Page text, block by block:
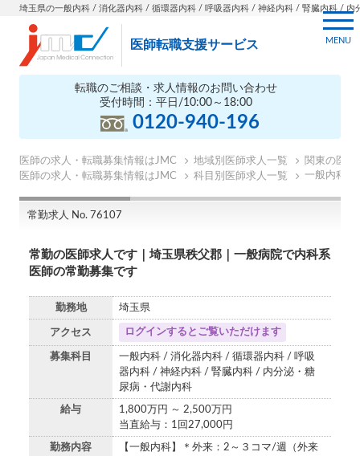
埼玉県の一般内科 / 消化器内科 / 循環器内科 / 呼吸器内科 / 神経内科 / 腎臓内科 / 内
医師転職支援サービス
転職のご相談・求人情報のお問い合わせ
受付時間：平日/10:00～18:00
0120-940-196
MENU
医師の求人・転職募集情報はJMC 地域別医師求人一覧
関東の医師
医師の求人・転職募集情報はJMC
科目別医師求人一覧 一般内科の
常勤求人 No. 76107
常勤の医師求人です｜埼玉県秩父郡｜一般病院で内科系
医師の常勤募集です
勤務地 埼玉県
アクセス ログインするとご覧いただけます
募集科目
一般内科 / 消化器内科 / 循環器内科 / 呼吸
器内科 / 神経内科 / 腎臓内科 / 内分泌・糖
尿病・代謝内科
給与
1,800万円 ～ 2,500万円
当直給与：1回27,000円
勤務内容
【一般内科】＊外来：2～３コマ/週（外来